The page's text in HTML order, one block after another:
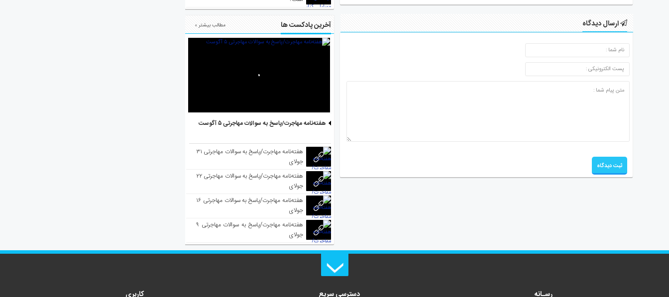
ارسال دیدگاه آخرین پادکست ها مطالب بیشتر »
هفته‌نامه مهاجرت/پاسخ به سوالات مهاجرتی ۵ آگوست
هفته‌نامه مهاجرت/پاسخ به سوالات مهاجرتی ۳۱
جولای
هفته‌نامه مهاجرت/پاسخ به سوالات مهاجرتی ۲۲
جولای
هفته‌نامه مهاجرت/پاسخ به سوالات مهاجرتی ۱۶
جولای
هفته‌نامه مهاجرت/پاسخ به سوالات مهاجرتی ۹
جولای
رسـانه دسترسی سریع کاربری